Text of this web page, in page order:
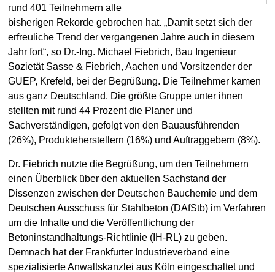
rund 401 Teilnehmern alle
bisherigen Rekorde gebrochen hat. „Damit setzt sich der
erfreuliche Trend der vergangenen Jahre auch in diesem
Jahr fort“, so Dr.-Ing. Michael Fiebrich, Bau Ingenieur
Sozietät Sasse & Fiebrich, Aachen und Vorsitzender der
GUEP, Krefeld, bei der Begrüßung. Die Teilnehmer kamen
aus ganz Deutschland. Die größte Gruppe unter ihnen
stellten mit rund 44 Prozent die Planer und
Sachverständigen, gefolgt von den Bauausführenden
(26%), Produkteherstellern (16%) und Auftraggebern (8%).
Dr. Fiebrich nutzte die Begrüßung, um den Teilnehmern
einen Überblick über den aktuellen Sachstand der
Dissenzen zwischen der Deutschen Bauchemie und dem
Deutschen Ausschuss für Stahlbeton (DAfStb) im Verfahren
um die Inhalte und die Veröffentlichung der
Betoninstandhaltungs-Richtlinie (IH-RL) zu geben.
Demnach hat der Frankfurter Industrieverband eine
spezialisierte Anwaltskanzlei aus Köln eingeschaltet und